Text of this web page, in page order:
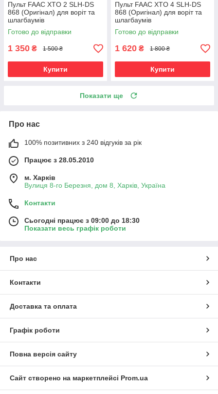
Пульт FAAC XTO 2 SLH-DS
868 (Oригінал) для воріт та
шлагбаумів
Готово до відправки
1 350 ₴ 1 500 ₴
Купити
Пульт FAAC XTO 4 SLH-DS
868 (Oригінал) для воріт та
шлагбаумів
Готово до відправки
1 620 ₴ 1 800 ₴
Купити
Показати ще
Про нас
100% позитивних з 240 відгуків за рік
Працює з 28.05.2010
м. Харків
Вулиця 8-го Березня, дом 8, Харків, Україна
Контакти
Сьогодні працює з 09:00 до 18:30
Показати весь графік роботи
Про нас
Контакти
Доставка та оплата
Графік роботи
Повна версія сайту
Сайт створено на маркетплейсі Prom.ua